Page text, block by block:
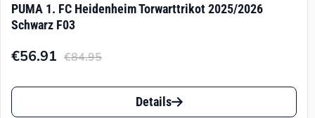
PUMA 1. FC Heidenheim Torwarttrikot 2025/2026
Schwarz F03
€84.95
Ursprünglicher
Preis
€56.91
Aktueller
Preis
Dieses
Produkt
Details